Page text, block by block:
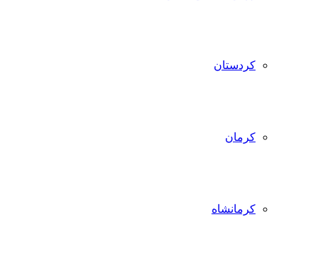
کردستان
کرمان
کرمانشاه